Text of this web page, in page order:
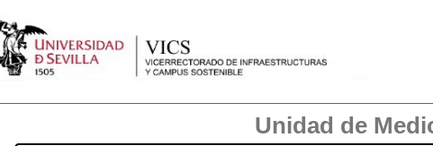
Unidad de